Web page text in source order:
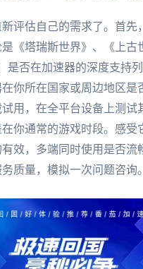
评估自己的需求了。首先
《塔瑞斯世界》、《上古
是否在加速器的深度支持
你所在国家或周边地区是
用，在全平台设备上测试
你通常的游戏时段。感受
效，多端同时使用是否流
质量，模拟一次问题咨询。